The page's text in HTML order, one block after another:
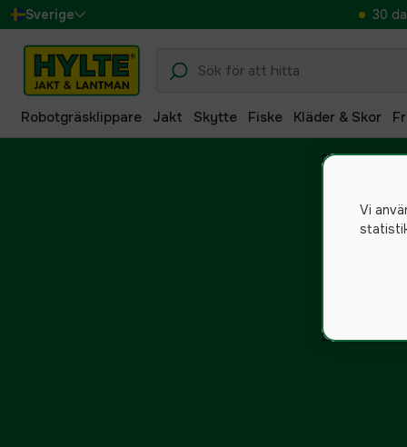
Sverige
Danmark
Suomi
Norge
30
Robotgräsklippare Jakt Skytte Fiske Kläder & Skor
Vi